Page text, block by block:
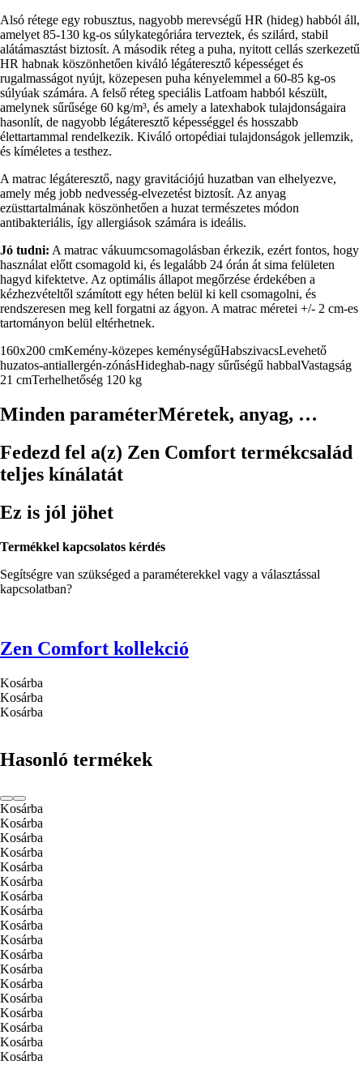
Alsó rétege egy robusztus, nagyobb merevségű HR (hideg) habból áll,
amelyet 85-130 kg-os súlykategóriára terveztek, és szilárd, stabil
alátámasztást biztosít. A második réteg a puha, nyitott cellás szerkezetű
HR habnak köszönhetően kiváló légáteresztő képességet és
rugalmasságot nyújt, közepesen puha kényelemmel a 60-85 kg-os
súlyúak számára. A felső réteg speciális Latfoam habból készült,
amelynek sűrűsége 60 kg/m³, és amely a latexhabok tulajdonságaira
hasonlít, de nagyobb légáteresztő képességgel és hosszabb
élettartammal rendelkezik. Kiváló ortopédiai tulajdonságok jellemzik,
és kíméletes a testhez.
A matrac légáteresztő, nagy gravitációjú huzatban van elhelyezve,
amely még jobb nedvesség-elvezetést biztosít. Az anyag
ezüsttartalmának köszönhetően a huzat természetes módon
antibakteriális, így allergiások számára is ideális.
Jó tudni: A matrac vákuumcsomagolásban érkezik, ezért fontos, hogy
használat előtt csomagold ki, és legalább 24 órán át sima felületen
hagyd kifektetve. Az optimális állapot megőrzése érdekében a
kézhezvételtől számított egy héten belül ki kell csomagolni, és
rendszeresen meg kell forgatni az ágyon. A matrac méretei +/- 2 cm-es
tartományon belül eltérhetnek.
160x200 cmKemény-közepes keménységűHabszivacsLevehető
huzatos-antiallergén-zónásHideghab-nagy sűrűségű habbalVastagság
21 cmTerhelhetőség 120 kg
Minden paraméterMéretek, anyag, …
Fedezd fel a(z) Zen Comfort termékcsalád
teljes kínálatát
Ez is jól jöhet
Termékkel kapcsolatos kérdés
Segítségre van szükséged a paraméterekkel vagy a választással
kapcsolatban?
Zen Comfort kollekció
Kosárba
Kosárba
Kosárba
Hasonló termékek
Kosárba
Kosárba
Kosárba
Kosárba
Kosárba
Kosárba
Kosárba
Kosárba
Kosárba
Kosárba
Kosárba
Kosárba
Kosárba
Kosárba
Kosárba
Kosárba
Kosárba
Kosárba